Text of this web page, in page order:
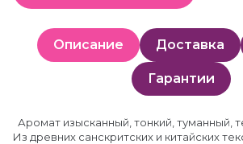
Описание Доставка
Гарантии
Аромат изысканный, тонкий, туманный,
Из древних санскритских и китайских